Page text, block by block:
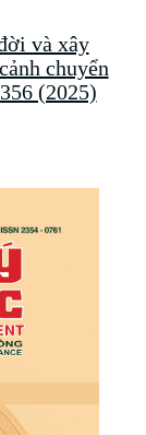
và xây
chuyển
(2025)